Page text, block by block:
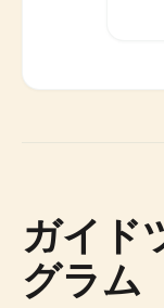
ガイド
グラム